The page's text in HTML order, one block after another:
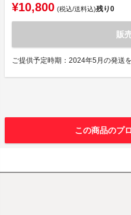
¥10,800 (税込/送料込)残り0
販
ご提供予定時期：2024年5月の発送
この商品のプ